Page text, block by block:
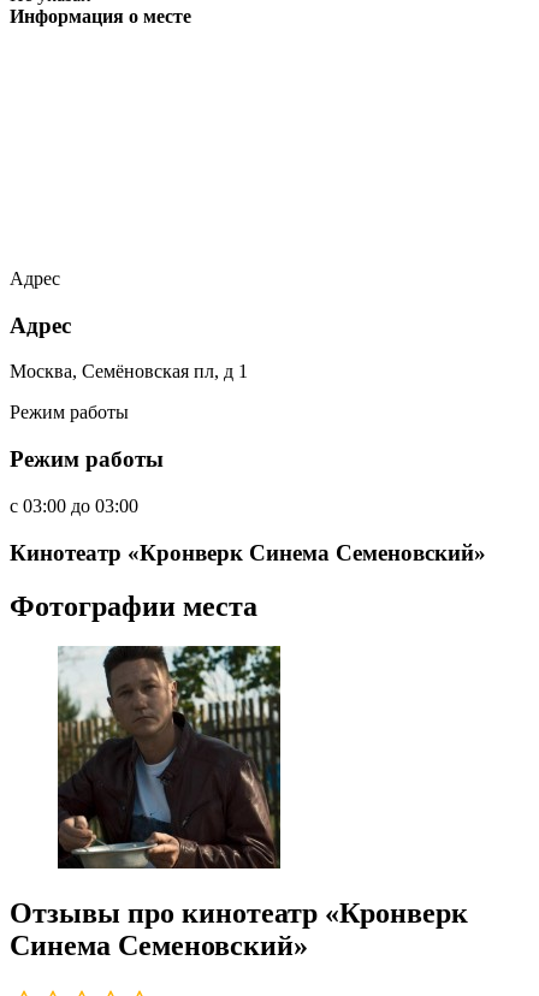
Информация о месте
Адрес
Адрес
Москва, Семёновская пл, д 1
Режим работы
Режим работы
c 03:00 до 03:00
Кинотеатр «Кронверк Синема Семеновский»
Фотографии места
Отзывы про кинотеатр «Кронверк
Синема Семеновский»